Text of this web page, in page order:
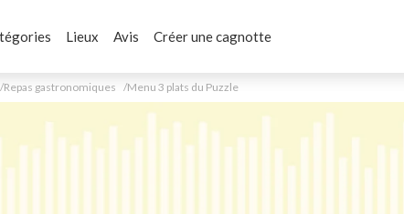
Lieux Avis Créer une cagnotte
Repas gastronomiques Menu 3 plats du Puzzle